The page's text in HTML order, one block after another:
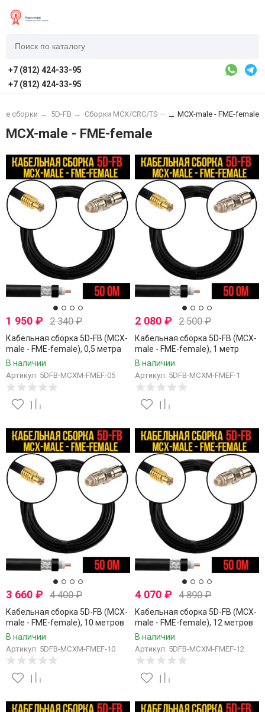
+7 (812) 424-33-95
+7 (812) 424-33-95
сборки → 5D-FB → Сборки MCX/CRC/TS — → MCX-male - FME-female
MCX-male - FME-female
1 950 ₽ 2 340₽
Кабельная сборка 5D-FB (MCX-
male - FME-female), 0,5 метра
В наличии
Артикул: 5DFB-MCXM-FMEF-05
2 080₽ 2 500₽
Кабельная сборка 5D-FB (MCX-
male - FME-female), 1 метр
В наличии
Артикул: 5DFB-MCXM-FMEF-1
3 660 ₽ 4 400₽
Кабельная сборка 5D-FB (MCX-
male - FME-female), 10 метров
В наличии
Артикул: 5DFB-MCXM-FMEF-10
4 070₽ 4 890₽
Кабельная сборка 5D-FB (MCX-
male - FME-female), 12 метров
В наличии
Артикул: 5DFB-MCXM-FMEF-12